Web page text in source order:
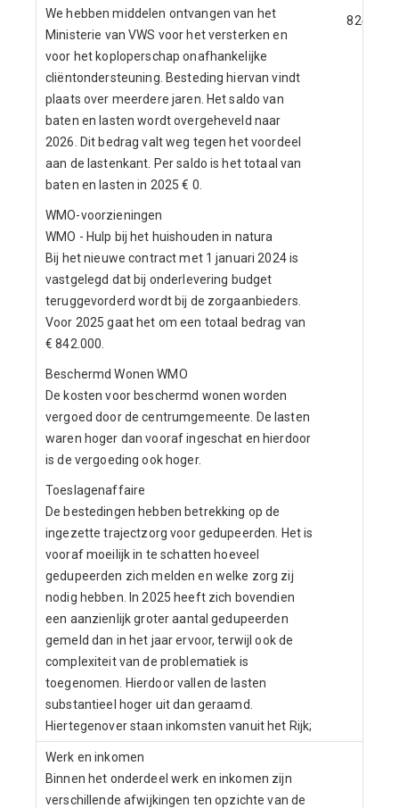
We hebben middelen ontvangen van het
Ministerie van VWS voor het versterken en
voor het koploperschap onafhankelijke
cliëntondersteuning. Besteding hiervan vindt
plaats over meerdere jaren. Het saldo van
baten en lasten wordt overgeheveld naar
2026. Dit bedrag valt weg tegen het voordeel
aan de lastenkant. Per saldo is het totaal van
baten en lasten in 2025 € 0.
WMO-voorzieningen
WMO - Hulp bij het huishouden in natura
Bij het nieuwe contract met 1 januari 2024 is
vastgelegd dat bij onderlevering budget
teruggevorderd wordt bij de zorgaanbieders.
Voor 2025 gaat het om een totaal bedrag van
€ 842.000.
Beschermd Wonen WMO
De kosten voor beschermd wonen worden
vergoed door de centrumgemeente. De lasten
waren hoger dan vooraf ingeschat en hierdoor
is de vergoeding ook hoger.
Toeslagenaffaire
De bestedingen hebben betrekking op de
ingezette trajectzorg voor gedupeerden. Het is
vooraf moeilijk in te schatten hoeveel
gedupeerden zich melden en welke zorg zij
nodig hebben. In 2025 heeft zich bovendien
een aanzienlijk groter aantal gedupeerden
gemeld dan in het jaar ervoor, terwijl ook de
complexiteit van de problematiek is
toegenomen. Hierdoor vallen de lasten
substantieel hoger uit dan geraamd.
Hiertegenover staan inkomsten vanuit het Rijk;
824
Werk en inkomen
Binnen het onderdeel werk en inkomen zijn
verschillende afwijkingen ten opzichte van de